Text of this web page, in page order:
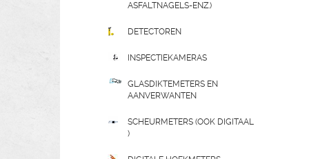
ASFALTNAGELS-ENZ.)
DETECTOREN
INSPECTIEKAMERAS
GLASDIKTEMETERS EN
AANVERWANTEN
SCHEURMETERS (OOK DIGITAAL
)